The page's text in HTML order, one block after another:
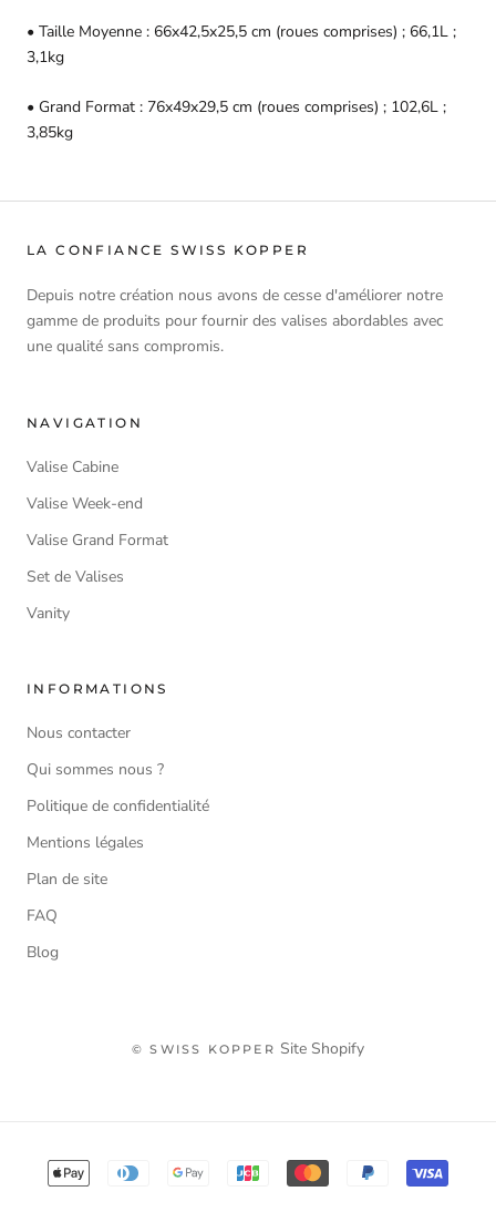
• Taille Moyenne : 66x42,5x25,5 cm (roues comprises) ; 66,1L ;
3,1kg
• Grand Format : 76x49x29,5 cm (roues comprises) ; 102,6L ;
3,85kg
LA CONFIANCE SWISS KOPPER
Depuis notre création nous avons de cesse d'améliorer notre
gamme de produits pour fournir des valises abordables avec
une qualité sans compromis.
NAVIGATION
Valise Cabine
Valise Week-end
Valise Grand Format
Set de Valises
Vanity
INFORMATIONS
Nous contacter
Qui sommes nous ?
Politique de confidentialité
Mentions légales
Plan de site
FAQ
Blog
© SWISS KOPPER Site Shopify